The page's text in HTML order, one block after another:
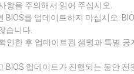
항을 주의해서 읽어 주십시오.
BIOS를 업데이트하지 마십시오.
습니다.
인한 후 업데이트된 설명과 특별
BIOS 업데이트가 진행되는 동안